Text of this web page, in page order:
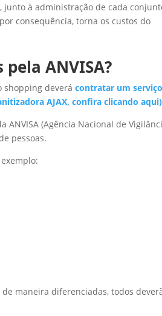
junto à administração de cada
consequência, torna os custos do
ANVISA?
shopping deverácontratar um serviço
AJAX, confira clicando
(Agência Nacional de
pessoas.
maneira diferenciadas, todos